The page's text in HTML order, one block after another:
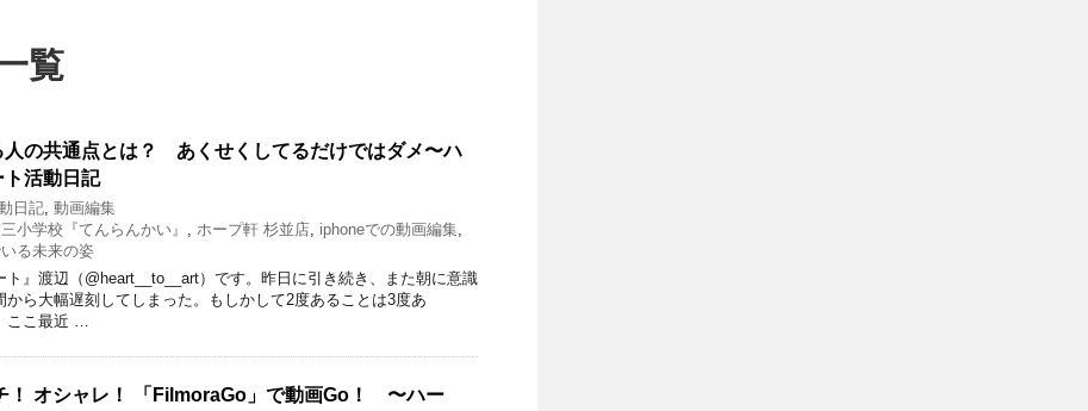
覧
人の共通点とは？ あくせくしてるだけではダメ〜ハ
活動日記
日記, 動画編集
小学校『てんらんかい』 , ホープ軒 杉並店, iphoneでの動画編集,
る未来の姿
ト』渡辺（@heart__to__art）です。昨日に引き続き、また朝に意識
から大幅遅刻してしまった。もしかして2度あることは3度あ
こ最近 …
！ オシャレ！ 「FilmoraGo」で動画Go！ 〜ハー